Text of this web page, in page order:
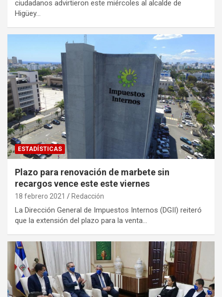
ciudadanos advirtieron este miércoles al alcalde de
Higüey…
ESTADÍSTICAS
Plazo para renovación de marbete sin
recargos vence este este viernes
18 febrero 2021 Redacción
La Dirección General de Impuestos Internos (DGII) reiteró
que la extensión del plazo para la venta…